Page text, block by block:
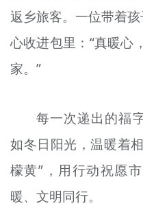
返乡旅客。一位带着
心收进包里：“真暖心
家。”
每一次递出的福
如冬日阳光，温暖着
檬黄”，用行动祝愿
暖、文明同行。